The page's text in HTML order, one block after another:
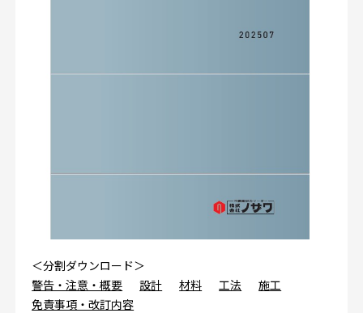
＜分割ダウンロード＞
警告・注意・概要
設計 材料 工法
施工
免責事項・改訂内容